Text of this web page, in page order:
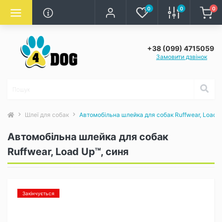
0 0 0
+38 (099) 4715059
Замовити дзвінок
Шлеї для собак Автомобільна шлейка для собак Ruffwear, Load
Автомобільна шлейка для собак
Ruffwear, Load Up™, синя
Закінчується